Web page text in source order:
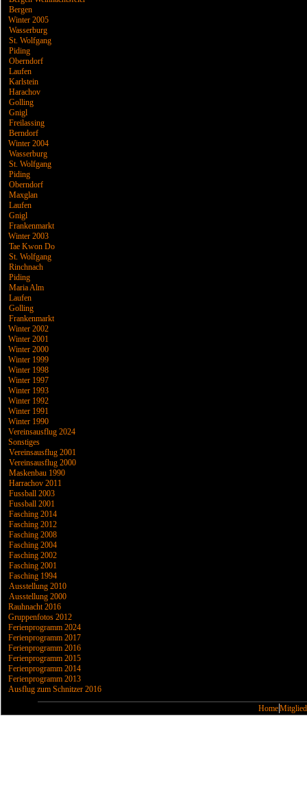
Bergen
Winter 2005
Wasserburg
St. Wolfgang
Piding
Oberndorf
Laufen
Karlstein
Harachov
Golling
Gnigl
Freilassing
Berndorf
Winter 2004
Wasserburg
St. Wolfgang
Piding
Oberndorf
Maxglan
Laufen
Gnigl
Frankenmarkt
Winter 2003
Tae Kwon Do
St. Wolfgang
Rinchnach
Piding
Maria Alm
Laufen
Golling
Frankenmarkt
Winter 2002
Winter 2001
Winter 2000
Winter 1999
Winter 1998
Winter 1997
Winter 1993
Winter 1992
Winter 1991
Winter 1990
Vereinsausflug 2024
Sonstiges
Vereinsausflug 2001
Vereinsausflug 2000
Maskenbau 1990
Harrachov 2011
Fussball 2003
Fussball 2001
Fasching 2014
Fasching 2012
Fasching 2008
Fasching 2004
Fasching 2002
Fasching 2001
Fasching 1994
Ausstellung 2010
Ausstellung 2000
Rauhnacht 2016
Gruppenfotos 2012
Ferienprogramm 2024
Ferienprogramm 2017
Ferienprogramm 2016
Ferienprogramm 2015
Ferienprogramm 2014
Ferienprogramm 2013
Ausflug zum Schnitzer 2016
Home